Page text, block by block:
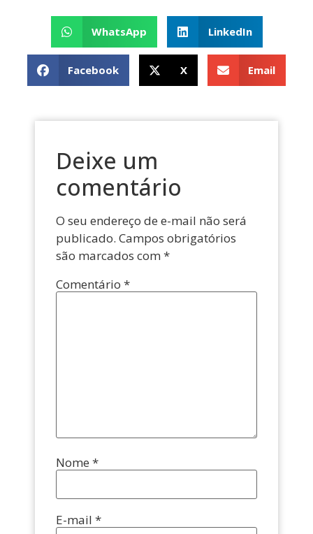
WhatsApp LinkedIn
Facebook X Email
Deixe um
comentário
O seu endereço de e-mail não será
publicado. Campos obrigatórios
são marcados com *
Comentário *
Nome *
E-mail *